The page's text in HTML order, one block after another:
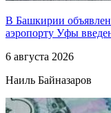
В Башкирии
аэропорту Уфы
6 августа 2026
Наиль Байназаров